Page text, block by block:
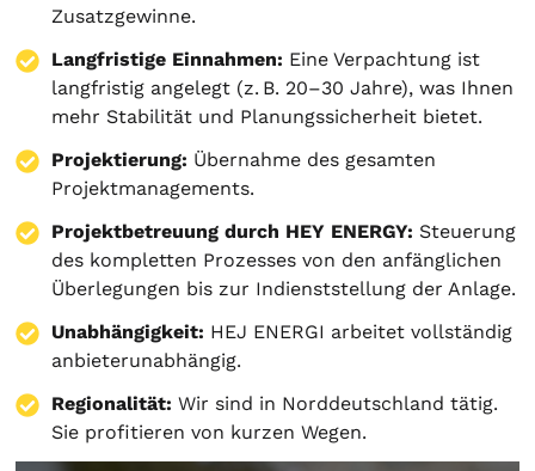
Zusatzgewinne.
Langfristige Einnahmen: Eine Verpachtung ist
langfristig angelegt (z. B. 20–30 Jahre), was Ihnen
mehr Stabilität und Planungssicherheit bietet.
Projektierung: Übernahme des gesamten
Projektmanagements.
Projektbetreuung durch HEY ENERGY: Steuerung
des kompletten Prozesses von den anfänglichen
Überlegungen bis zur Indienststellung der Anlage.
Unabhängigkeit: HEJ ENERGI arbeitet vollständig
anbieterunabhängig.
Regionalität: Wir sind in Norddeutschland tätig.
Sie profitieren von kurzen Wegen.